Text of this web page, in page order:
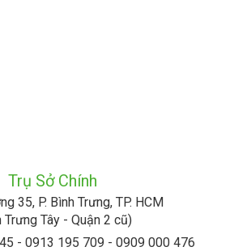
Trụ Sở Chính
35, P. Bình Trưng, TP. HCM
Trưng Tây - Quận 2 cũ)
- 0913 195 709 - 0909 000 476